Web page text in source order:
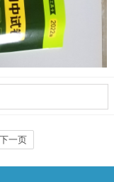
下一页